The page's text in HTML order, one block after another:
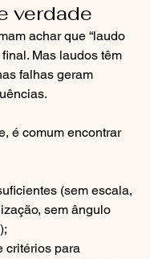
verdade
achar que “laudo
Mas laudos têm
falhas geram
é comum encontrar
(sem escala,
sem ângulo
critérios para